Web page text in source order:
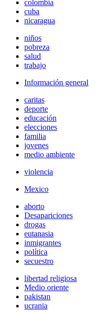
colombia
cuba
nicaragua
niños
pobreza
salud
trabajo
Información general
caritas
deporte
educación
elecciones
familia
jovenes
medio ambiente
violencia
Mexico
aborto
Desapariciones
drogas
eutanasia
inmigrantes
política
secuestro
libertad religiosa
Medio oriente
pakistan
ucrania